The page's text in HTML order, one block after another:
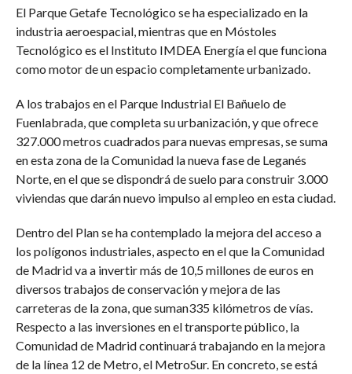
El Parque Getafe Tecnológico se ha especializado en la
industria aeroespacial, mientras que en Móstoles
Tecnológico es el Instituto IMDEA Energía el que funciona
como motor de un espacio completamente urbanizado.
A los trabajos en el Parque Industrial El Bañuelo de
Fuenlabrada, que completa su urbanización, y que ofrece
327.000 metros cuadrados para nuevas empresas, se suma
en esta zona de la Comunidad la nueva fase de Leganés
Norte, en el que se dispondrá de suelo para construir 3.000
viviendas que darán nuevo impulso al empleo en esta ciudad.
Dentro del Plan se ha contemplado la mejora del acceso a
los polígonos industriales, aspecto en el que la Comunidad
de Madrid va a invertir más de 10,5 millones de euros en
diversos trabajos de conservación y mejora de las
carreteras de la zona, que suman335 kilómetros de vías.
Respecto a las inversiones en el transporte público, la
Comunidad de Madrid continuará trabajando en la mejora
de la línea 12 de Metro, el MetroSur. En concreto, se está